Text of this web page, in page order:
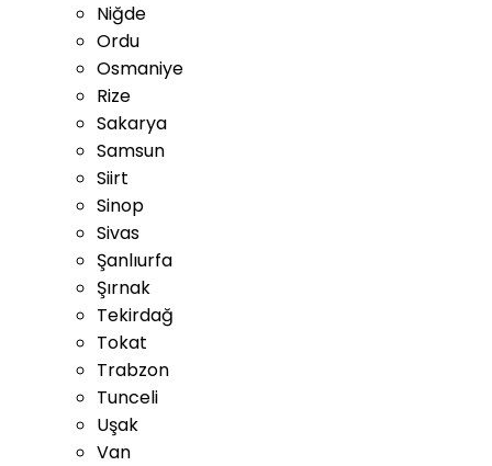
Niğde
Ordu
Osmaniye
Rize
Sakarya
Samsun
Siirt
Sinop
Sivas
Şanlıurfa
Şırnak
Tekirdağ
Tokat
Trabzon
Tunceli
Uşak
Van